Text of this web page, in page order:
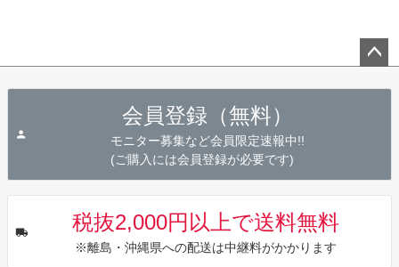
会員登録（無料）
モニター募集など会員限定速報中!!
(ご購入には会員登録が必要です)
税抜2,000円以上で送料無料
※離島・沖縄県への配送は中継料がかかります